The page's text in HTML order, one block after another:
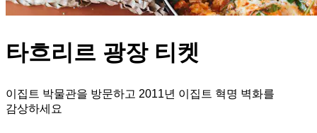
타흐리르 광장 티켓
이집트 박물관을 방문하고 2011년 이집트 혁명 벽화를
감상하세요